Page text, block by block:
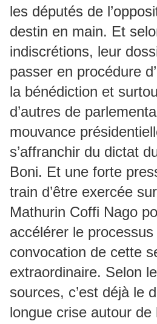
les députés de
destin en main. Et
indiscrétions, leur
passer en procédure
la bénédiction et
d’autres de
mouvance
s’affranchir du dictat
Boni. Et une forte
train d’être exercée
Mathurin Coffi Nago
accélérer le
convocation de cette
extraordinaire. Selon
sources, c’est déjà le
longue crise autour de